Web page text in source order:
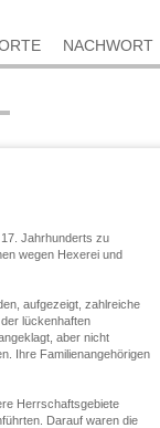
NACHWORT
Jahrhunderts zu
wegen Hexerei und
aufgezeigt, zahlreiche
lückenhaften
aber nicht
Ihre Familienangehörigen
Herrschaftsgebiete
Darauf waren die